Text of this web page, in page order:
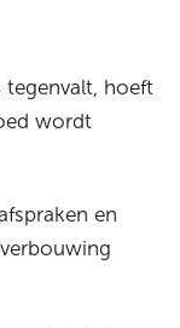
tegenvalt, hoeft
wordt
en